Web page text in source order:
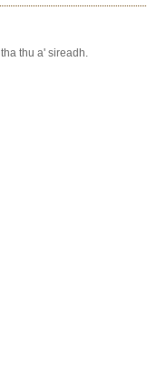
thu a' sireadh.